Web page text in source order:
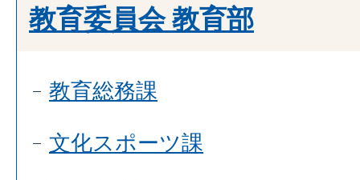
教育委員会 教育部
教育総務課
文化スポーツ課